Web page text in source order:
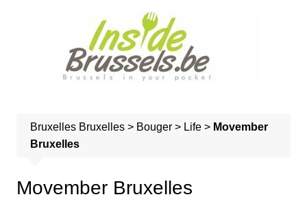
Bruxelles Bruxelles> Bouger> Life> Movember
Bruxelles
Movember Bruxelles